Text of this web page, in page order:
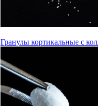
Гранулы кортикальные с